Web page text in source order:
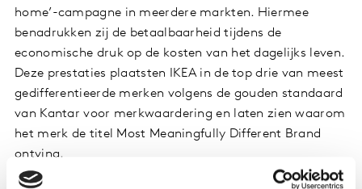
home’-campagne in meerdere markten. Hiermee
benadrukken zij de betaalbaarheid tijdens de
economische druk op de kosten van het dagelijks leven.
Deze prestaties plaatsten IKEA in de top drie van meest
gedifferentieerde merken volgens de gouden standaard
van Kantar voor merkwaardering en laten zien waarom
het merk de titel Most Meaningfully Different Brand
ontving.